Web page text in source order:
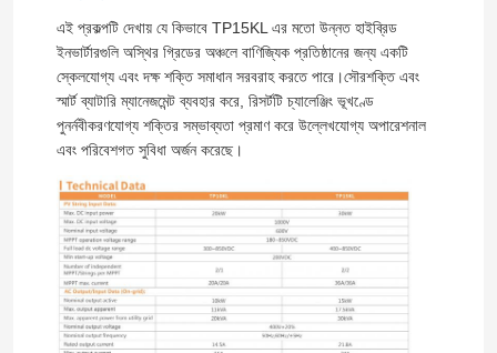
গুণমান নিয়ন্ত্রণ
আমাদের সাথে যোগাযোগ
খবর
একটি উদ্ধৃতি অনুরোধ করুন
VFD পরিবর্তনশীল ফ্রিকোয়েন্সি ড্রাইভ
এই প্রকল্পটি দেখায় যে কিভাবে TP15KL এর মতো উন্নত হাইব্রিড
ইনভার্টারগুলি অস্থির গ্রিডের অঞ্চলে বাণিজ্যিক প্রতিষ্ঠানের জন্য একটি
স্কেলযোগ্য এবং দক্ষ শক্তি সমাধান সরবরাহ করতে পারে।সৌরশক্তি এবং
স্মার্ট ব্যাটারি ম্যানেজমেন্ট ব্যবহার করে, রিসর্টটি চ্যালেঞ্জিং ভূখণ্ডে
পুনর্নবীকরণযোগ্য শক্তির সম্ভাব্যতা প্রমাণ করে উল্লেখযোগ্য অপারেশনাল
এবং পরিবেশগত সুবিধা অর্জন করেছে।